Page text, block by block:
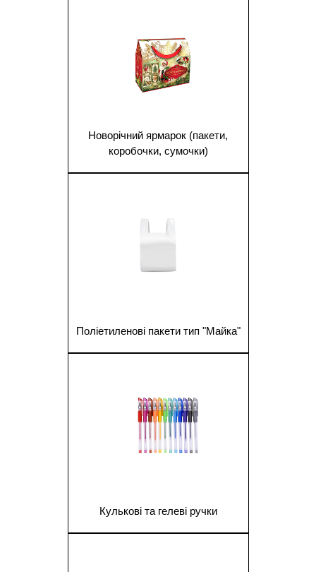
Новорічний ярмарок (пакети,
коробочки, сумочки)
Поліетиленові пакети тип "Майка"
Кулькові та гелеві ручки